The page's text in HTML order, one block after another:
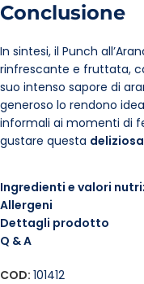
Conclusione
In sintesi, il Punch
rinfrescante e fruttata,
suo intenso sapore di
generoso lo rendono
informali ai momenti di
gustare questa
Ingredienti e valori
Allergeni
Dettagli prodotto
Q & A
COD: 101412